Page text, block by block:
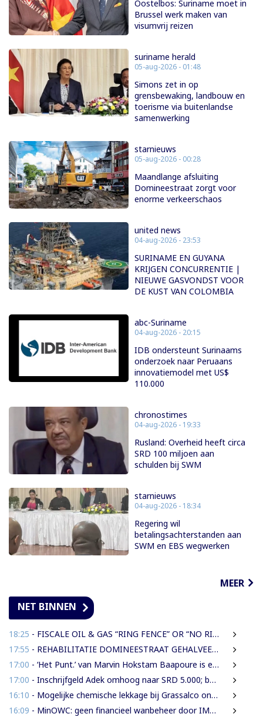
Oostelbos: Suriname moet in
Brussel werk maken van
visumvrij reizen
suriname herald
05-aug-2026 - 01:48
Simons zet in op
grensbewaking, landbouw en
toerisme via buitenlandse
samenwerking
starnieuws
05-aug-2026 - 00:28
Maandlange afsluiting
Domineestraat zorgt voor
enorme verkeerschaos
united news
04-aug-2026 - 23:53
SURINAME EN GUYANA
KRIJGEN CONCURRENTIE |
NIEUWE GASVONDST VOOR
DE KUST VAN COLOMBIA
abc-Suriname
04-aug-2026 - 20:15
IDB ondersteunt Surinaams
onderzoek naar Peruaans
innovatiemodel met US$
110.000
chronostimes
04-aug-2026 - 19:33
Rusland: Overheid heeft circa
SRD 100 miljoen aan
schulden bij SWM
starnieuws
04-aug-2026 - 18:34
Regering wil
betalingsachterstanden aan
SWM en EBS wegwerken
MEER
NET BINNEN
18:25 - FISCALE OIL & GAS “RING FENCE” OR “NO RING FENCE”? THAT IS THE QUESTION!
17:55 - REHABILITATIE DOMINEESTRAAT GEHALVEERD TOT TWEE WEKEN NA ERNSTIGE VERKEERSCHAOS
17:00 - ‘Het Punt.’ van Marvin Hokstam Baapoure is een thriller die je niet meer loslaat
17:00 - Inschrijfgeld Adek omhoog naar SRD 5.000; betalingsregeling van drie naar twee termijnen
16:10 - Mogelijke chemische lekkage bij Grassalco onderzocht als oorzaak vissterfte
16:09 - MinOWC: geen financieel wanbeheer door IMEAO-2-directeur, wel procedurele fouten